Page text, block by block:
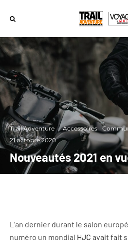
Trail Adventure · Accessoires
21 octobre 2020
Nouveautés 2021 en
L’an dernier durant le salon
numéro un mondial HJC avait fait